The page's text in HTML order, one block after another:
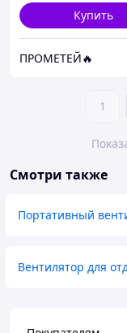
Купить
ПРОМЕТЕЙ🔥
1
Смотри также
Портативный
Вентилятор для